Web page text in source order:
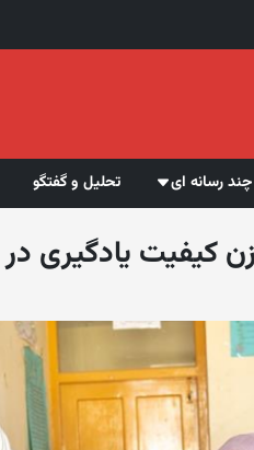
چند رسانه ای تحلیل و گفتگو
کیفیت یادگیری